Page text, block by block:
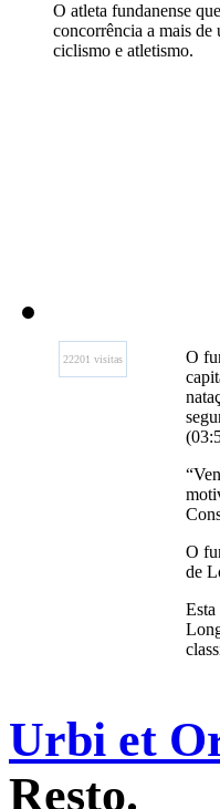
O atleta fundanense
concorrência a mais
ciclismo e atletismo.
22201 visitas
O
O
de
Esta
Urbi et
Resto.